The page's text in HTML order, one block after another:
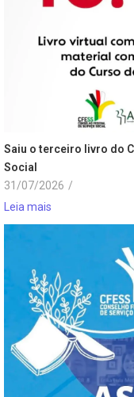
Saiu o terceiro livro do
Social
31/07/2026 /
Leia mais